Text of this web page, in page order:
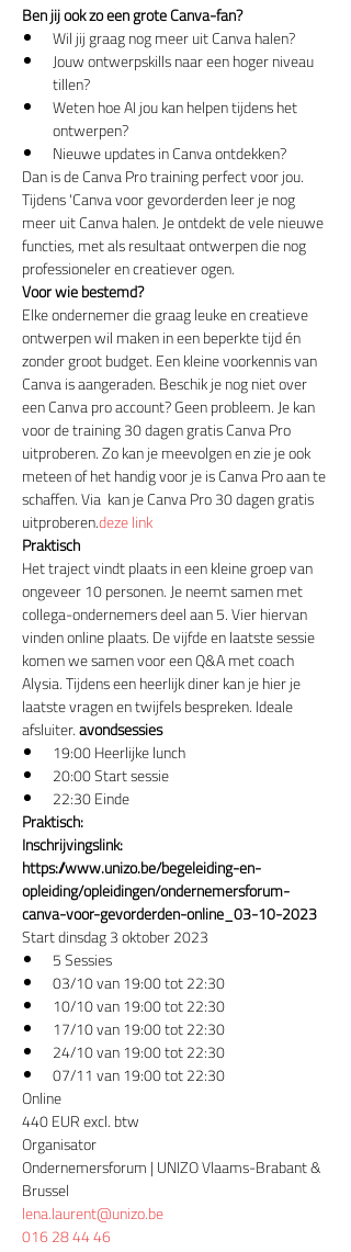
Ben jij ook zo een grote Canva-fan?
Wil jij graag nog meer uit Canva halen?
Jouw ontwerpskills naar een hoger niveau
tillen?
Weten hoe AI jou kan helpen tijdens het
ontwerpen?
Nieuwe updates in Canva ontdekken?
Dan is de Canva Pro training perfect voor jou.
Tijdens 'Canva voor gevorderden leer je nog
meer uit Canva halen. Je ontdekt de vele nieuwe
functies, met als resultaat ontwerpen die nog
professioneler en creatiever ogen.
Voor wie bestemd?
Elke ondernemer die graag leuke en creatieve
ontwerpen wil maken in een beperkte tijd én
zonder groot budget. Een kleine voorkennis van
Canva is aangeraden. Beschik je nog niet over
een Canva pro account? Geen probleem. Je kan
voor de training 30 dagen gratis Canva Pro
uitproberen. Zo kan je meevolgen en zie je ook
meteen of het handig voor je is Canva Pro aan te
schaffen. Via kan je Canva Pro 30 dagen gratis
uitproberen.deze link
Praktisch
Het traject vindt plaats in een kleine groep van
ongeveer 10 personen. Je neemt samen met
collega-ondernemers deel aan 5. Vier hiervan
vinden online plaats. De vijfde en laatste sessie
komen we samen voor een Q&A met coach
Alysia. Tijdens een heerlijk diner kan je hier je
laatste vragen en twijfels bespreken. Ideale
afsluiter. avondsessies
19:00 Heerlijke lunch
20:00 Start sessie
22:30 Einde
Praktisch:
Inschrijvingslink:
https://www.unizo.be/begeleiding-en-
opleiding/opleidingen/ondernemersforum-
canva-voor-gevorderden-online_03-10-2023
Start dinsdag 3 oktober 2023
5 Sessies
03/10 van 19:00 tot 22:30
10/10 van 19:00 tot 22:30
17/10 van 19:00 tot 22:30
24/10 van 19:00 tot 22:30
07/11 van 19:00 tot 22:30
Online
440 EUR excl. btw
Organisator
Ondernemersforum | UNIZO Vlaams-Brabant &
Brussel
lena.laurent@unizo.be
016 28 44 46